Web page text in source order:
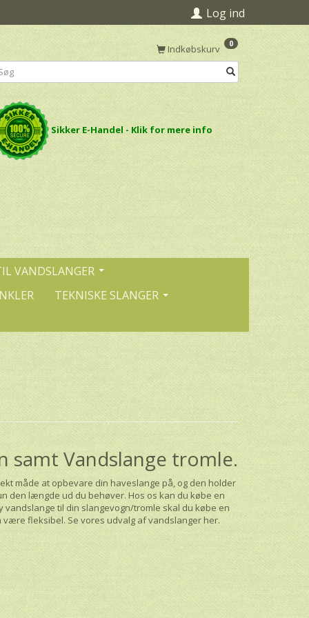
Log ind
Indkøbskurv 0
Sikker E-Handel - Klik for mere info
VANDSLANGER
TEKNISKE SLANGER
samt Vandslange tromle.
måde at opbevare din haveslange på, og den holder
den længde ud du behøver. Hos os kan du købe en
til din slangevogn/tromle skal du købe en
være fleksibel. Se vores udvalg af vandslangerher.